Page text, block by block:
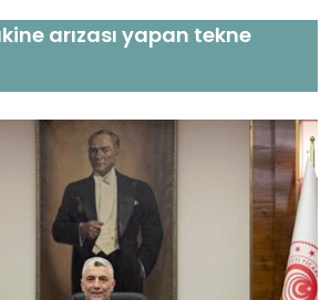
arızası yapan tekne